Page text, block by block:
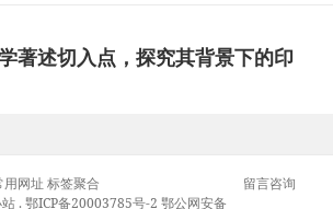
著述切入点，探究其背景下的印
用网址 标签聚合
留言咨询
.鄂ICP备20003785号-2 鄂公网安备